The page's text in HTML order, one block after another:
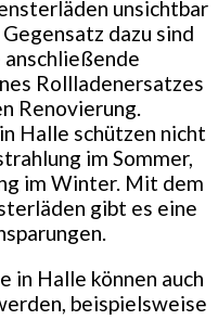
unsichtbar
dazu sind
Rollladenersatzes
Renovierung.
Halle schützen nicht
im Sommer,
im Winter. Mit dem
gibt es eine
in Halle können auch
beispielsweise